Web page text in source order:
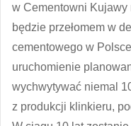
w Cementowni
będzie przełomem w
cementowego w
uruchomienie
wychwytywać niemal
z produkcji klinkieru,